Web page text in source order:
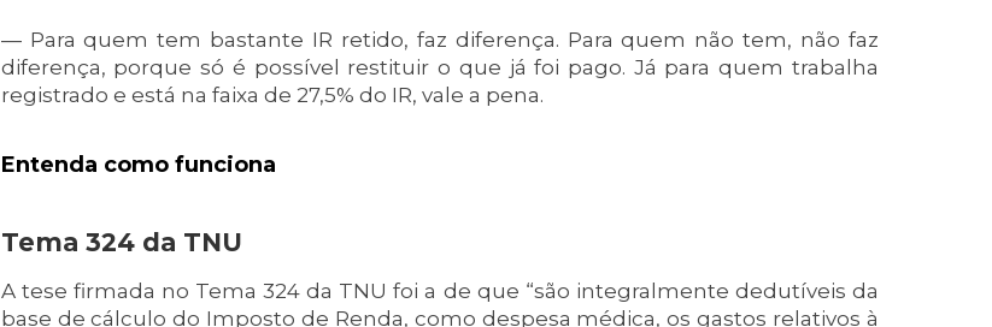
— Para quem tem bastante IR retido, faz diferença. Para quem não tem, não faz
diferença, porque só é possível restituir o que já foi pago. Já para quem trabalha
registrado e está na faixa de 27,5% do IR, vale a pena.
Entenda como funciona
Tema 324 da TNU
A tese firmada no Tema 324 da TNU foi a de que “são integralmente dedutíveis da
base de cálculo do Imposto de Renda, como despesa médica, os gastos relativos à